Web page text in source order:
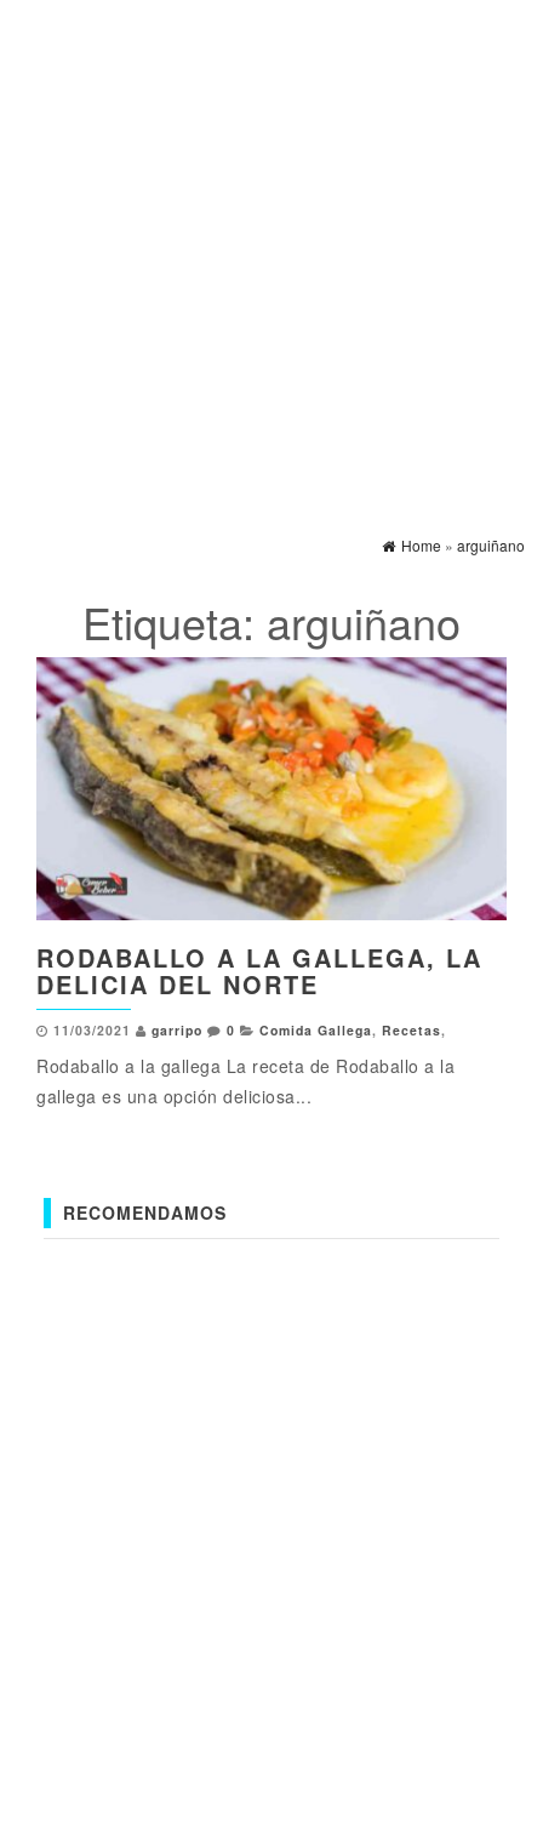
Home » arguiñano
Etiqueta: arguiñano
RODABALLO A LA GALLEGA, LA
DELICIA DEL NORTE
11/03/2021 garripo 0 Comida Gallega, Recetas,
Rodaballo a la gallega La receta de Rodaballo a la
gallega es una opción deliciosa...
RECOMENDAMOS